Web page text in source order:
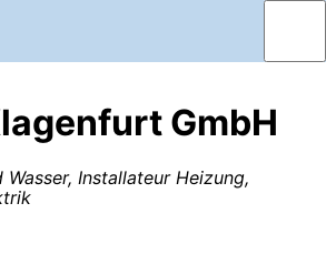
GmbH
Installateur Heizung,